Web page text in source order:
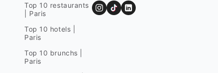
Top 10 restaurants
| Paris
Top 10 hotels |
Paris
Top 10 brunchs |
Paris